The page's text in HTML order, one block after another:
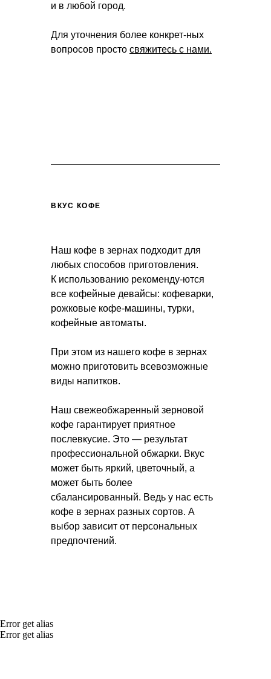
и в любой город.
Для уточнения более конкрет-ных
вопросов просто свяжитесь с нами.
ВКУС КОФЕ
Наш кофе в зернах подходит для
любых способов приготовления.
К использованию рекоменду-ются
все кофейные девайсы: кофеварки,
рожковые кофе-машины, турки,
кофейные автоматы.
При этом из нашего кофе в зернах
можно приготовить всевозможные
виды напитков.
Наш свежеобжаренный зерновой
кофе гарантирует приятное
послевкусие. Это — результат
профессиональной обжарки. Вкус
может быть яркий, цветочный, а
может быть более
сбалансированный. Ведь у нас есть
кофе в зернах разных сортов. А
выбор зависит от персональных
предпочтений.
Error get alias
Error get alias